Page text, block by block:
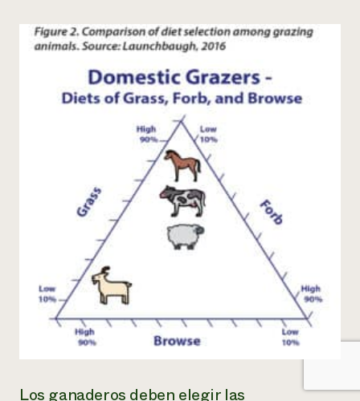
Los ganaderos deben elegir las